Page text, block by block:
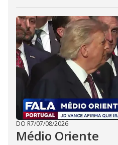
DO R7/07/08/2026
Médio Oriente